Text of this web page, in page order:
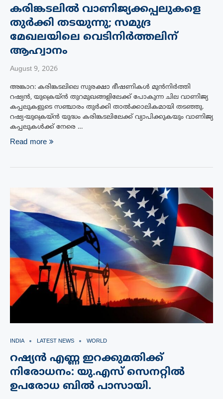
കരിങ്കടലിൽ വാണിജ്യക്കപ്പലുകളെ
തുർക്കി തടയുന്നു; സമുദ്ര
മേഖലയിലെ വെടിനിർത്തലിന്
ആഹ്വാനം
August 9, 2026
അങ്കാറ: കരിങ്കടലിലെ സുരക്ഷാ ഭീഷണികൾ മുൻനിർത്തി
റഷ്യൻ, യുക്രെയ്ൻ തുറമുഖങ്ങളിലേക്ക് പോകുന്ന ചില വാണിജ്യ
കപ്പലുകളുടെ സഞ്ചാരം തുർക്കി താൽക്കാലികമായി തടഞ്ഞു.
റഷ്യ-യുക്രെയ്ൻ യുദ്ധം കരിങ്കടലിലേക്ക് വ്യാപിക്കുകയും വാണിജ്യ
കപ്പലുകൾക്ക് നേരെ …
Read more
INDIA LATEST NEWS WORLD
റഷ്യൻ എണ്ണ ഇറക്കുമതിക്ക്
നിരോധനം: യു.എസ് സെനറ്റിൽ
ഉപരോധ ബിൽ പാസായി.